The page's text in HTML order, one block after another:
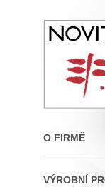
O FIRMĚ
VÝROBNÍ